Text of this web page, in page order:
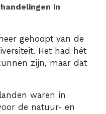
in
gehoopt van de
Het had hét
zijn, maar dat
waren in
de natuur- en